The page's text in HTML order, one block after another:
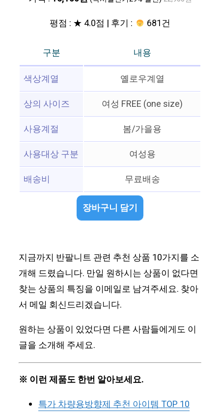
평점 : ★ 4.0점 | 후기 : 681건
구분
내용
색상계열
옐로우계열
상의 사이즈
여성 FREE (one size)
사용계절
봄/가을용
사용대상 구분
여성용
배송비
무료배송
장바구니 담기
지금까지 반팔니트 관련 추천 상품 10가지를 소
개해 드렸습니다. 만일 원하시는 상품이 없다면
찾는 상품의 특징을 이메일로 남겨주세요. 찾아
서 메일 회신드리겠습니다.
원하는 상품이 있었다면 다른 사람들에게도 이
글을 소개해 주세요.
※ 이런 제품도 한번 알아보세요.
특가 차량용방향제 추천 아이템 TOP 10